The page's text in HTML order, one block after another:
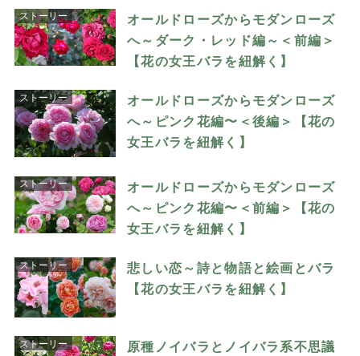
ストーリー
オールドローズからモダンローズ
へ～ダーク・レッド編～＜前編＞
【花の女王バラを紐解く】
ストーリー
オールドローズからモダンローズ
へ～ピンク花編〜＜後編＞【花の
女王バラを紐解く】
ストーリー
オールドローズからモダンローズ
へ～ピンク花編〜＜前編＞【花の
女王バラを紐解く】
ストーリー
悲しい恋～詩と物語と絵画とバラ
【花の女王バラを紐解く】
ストーリー
原種ノイバラとノイバラ系不思議